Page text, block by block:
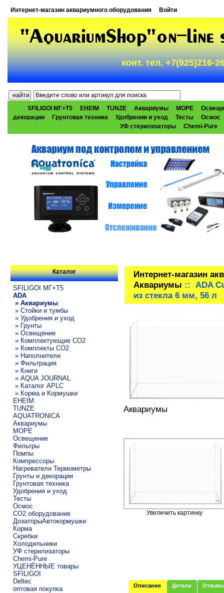
Интернет-магазин аквариумного оборудования Войти
конт. тел. +7(925)216-
SFILIGOI МГ+Т5 EHEIM TUNZE Аквариумы МОРЕ
декорации
Грунтовая техника Удобрения и уход Тесты
Осмос
УФ стерилизаторы
Chemi-Pure
Каталог
SFILIGOI МГ+Т5
ADA
» Аквариумы
» Стойки и тумбы
» Удобрения и уход
» Грунты
» Освещение
» Комплектующие СО2
» Комплекты CO2
» Наполнители
» Фильтрация
» Книги
» AQUA JOURNAL
» Каталог APLC
» Корма и Кормушки
EHEIM
TUNZE
AQUATRONICA
Аквариумы
МОРЕ
Освещение
Фильтры
Помпы
Компрессоры
Нагреватели Термометры
Грунты и декорации
Грунтовая техника
Удобрения и уход
Тесты
Осмос
CO2 оборудование
ДозаторыАвтокормушки
Корма
Скребки
Холодильники
УФ стерилизаторы
Chemi-Pure
УЦЕНЁННЫЕ товары
SFILIGOI
Deltec
оптовая покупка
Интернет-магазин
Аквариумы :: ADA
из стекла 6 мм, 56 л
Аквариумы
Увеличить картинку
Описание Детали Отзывы